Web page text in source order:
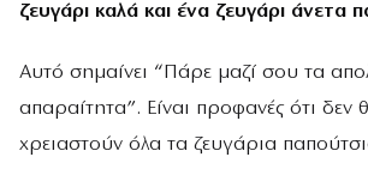
ζευγάρι καλά και ένα ζευγάρι άνετα
Αυτό σημαίνει “Πάρε μαζί σου τα
απαραίτητα”. Είναι προφανές ότι δεν
χρειαστούν όλα τα ζευγάρια